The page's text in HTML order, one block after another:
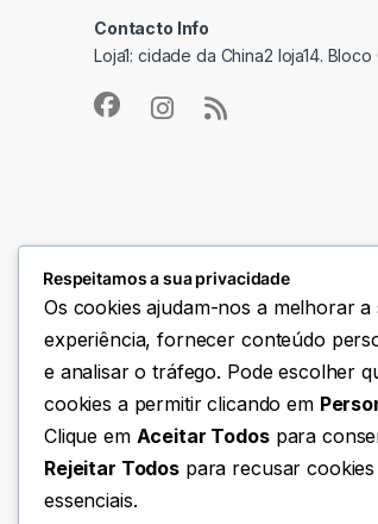
Contacto Info
Loja1: cidade da China2 loja14. Bloco
Respeitamos a sua privacidade
Os cookies ajudam-nos a melhorar a
experiência, fornecer conteúdo
e analisar o tráfego. Pode escolher
cookies a permitir clicando em
Clique em Aceitar Todospara
Rejeitar Todos para recusar
essenciais.